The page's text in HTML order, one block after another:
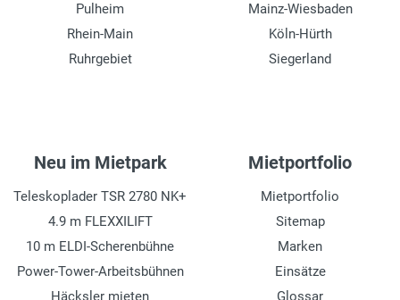
Pulheim
Rhein-Main
Ruhrgebiet
Mainz-Wiesbaden
Köln-Hürth
Siegerland
Neu im Mietpark
Teleskoplader TSR 2780 NK+
4.9 m FLEXXILIFT
10 m ELDI-Scherenbühne
Power-Tower-Arbeitsbühnen
Häcksler mieten
Mietportfolio
Mietportfolio
Sitemap
Marken
Einsätze
Glossar